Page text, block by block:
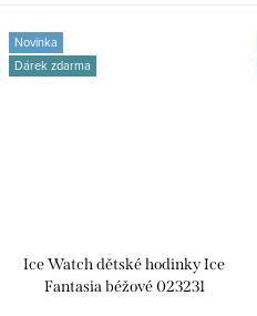
Novinka
Dárek zdarma
Ice Watch dětské hodinky Ice
Fantasia béžové 023231